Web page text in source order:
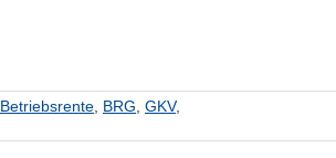
Betriebsrente BRG GKV,